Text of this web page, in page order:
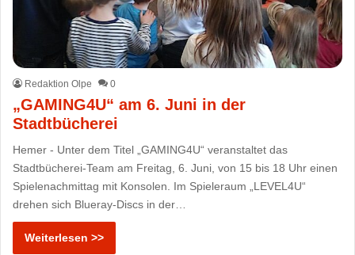
Redaktion Olpe 0
„GAMING4U“ am 6. Juni in der
Stadtbücherei
Hemer - Unter dem Titel „GAMING4U“ veranstaltet das
Stadtbücherei-Team am Freitag, 6. Juni, von 15 bis 18 Uhr einen
Spielenachmittag mit Konsolen. Im Spieleraum „LEVEL4U“
drehen sich Blueray-Discs in der…
Weiterlesen >>